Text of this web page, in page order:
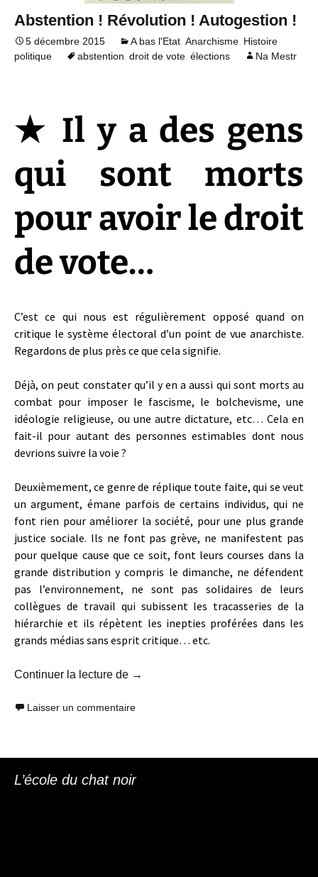
Abstention ! Révolution ! Autogestion !
5 décembre 2015 A bas l'Etat, Anarchisme, Histoire
politique
abstention, droit de vote, élections Na Mestr
★ Il y a des gens
qui sont morts
pour avoir le droit
de vote…
C’est ce qui nous est régulièrement opposé quand on
critique le système électoral d’un point de vue anarchiste.
Regardons de plus près ce que cela signifie.
Déjà, on peut constater qu’il y en a aussi qui sont morts au
combat pour imposer le fascisme, le bolchevisme, une
idéologie religieuse, ou une autre dictature, etc… Cela en
fait-il pour autant des personnes estimables dont nous
devrions suivre la voie ?
Deuxièmement, ce genre de réplique toute faite, qui se veut
un argument, émane parfois de certains individus, qui ne
font rien pour améliorer la société, pour une plus grande
justice sociale. Ils ne font pas grève, ne manifestent pas
pour quelque cause que ce soit, font leurs courses dans la
grande distribution y compris le dimanche, ne défendent
pas l’environnement, ne sont pas solidaires de leurs
collègues de travail qui subissent les tracasseries de la
hiérarchie et ils répètent les inepties proférées dans les
grands médias sans esprit critique… etc.
Continuer la lecture de Abstention ! Révolution ! Autogestion
→
Laisser un commentaire
L’école du chat noir